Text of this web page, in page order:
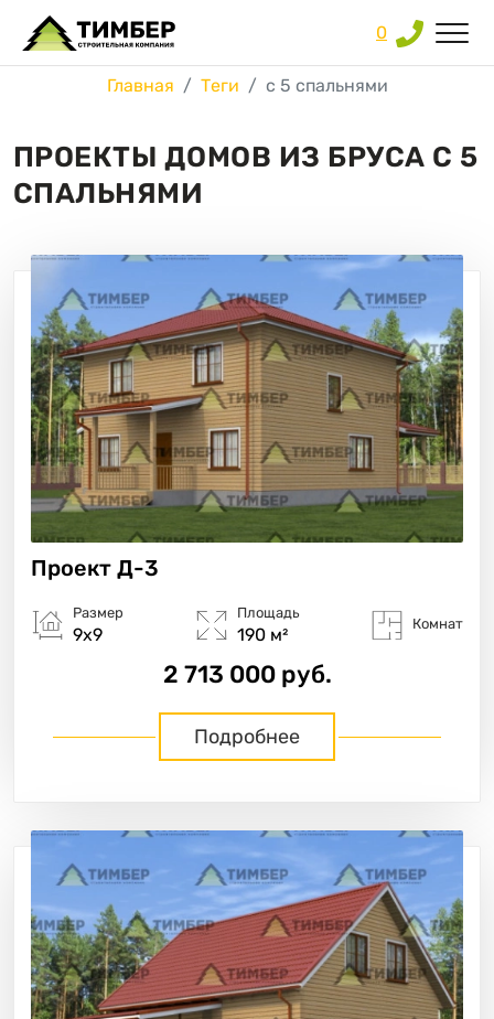
0
Главная Теги с 5 спальнями
ПРОЕКТЫ ДОМОВ ИЗ БРУСА С 5
СПАЛЬНЯМИ
Проект Д-3
Размер
9х9
Площадь
190 м²
Комнат
2 713 000 руб.
Подробнее